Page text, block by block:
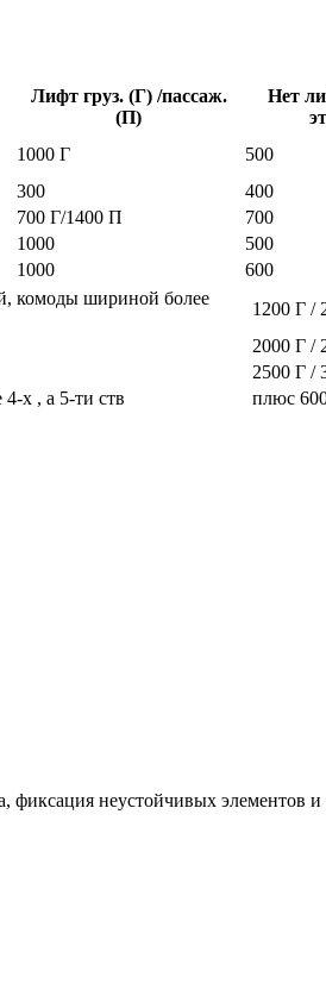
Лифт груз. (Г) /пассаж.
(П)
Нет
1000 Г 500
300 400
700 Г/1400 П 700
1000 500
1000 600
комоды шириной более
1200 Г /
2000 Г /
2500 Г /
х , а 5-ти ств
плюс
фиксация неустойчивых элементов и